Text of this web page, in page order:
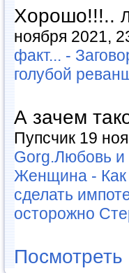
Хорошо!!!..
ноября 2021,
факт... -
голубой
А зачем
Пупсчик 19
Gorg.Любовь
Женщина -
сделать
осторожно
Посмотреть